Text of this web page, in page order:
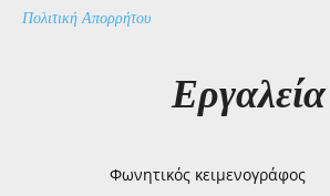
Πολιτική Απορρήτου
Εργαλεία
Φωνητικός κειμενογράφος